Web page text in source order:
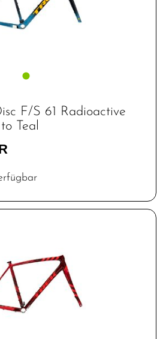
F/S 61 Radioactive
Teal